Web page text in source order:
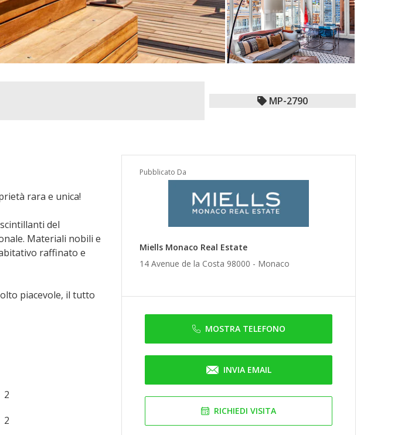
MP-2790
Pubblicato Da
Miells Monaco Real Estate
14 Avenue de la Costa 98000 - Monaco
MOSTRA TELEFONO
INVIA EMAIL
RICHIEDI VISITA
rara e unica!
del
Materiali nobili e
raffinato e
piacevole, il tutto
di acquisire
2
2